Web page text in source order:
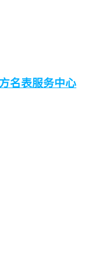
名表服务中心